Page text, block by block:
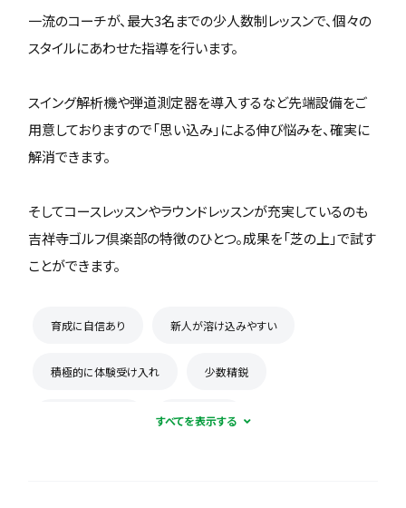
一流のコーチが、最大3名までの少人数制レッスンで、個々の
スタイルにあわせた指導を行います。
スイング解析機や弾道測定器を導入するなど先端設備をご
用意しておりますので「思い込み」による伸び悩みを、確実に
解消できます。
そしてコースレッスンやラウンドレッスンが充実しているのも
吉祥寺ゴルフ倶楽部の特徴のひとつ。成果を「芝の上」で試す
ことができます。
育成に自信あり 新人が溶け込みやすい
積極的に体験受け入れ 少数精鋭
初心者歓迎